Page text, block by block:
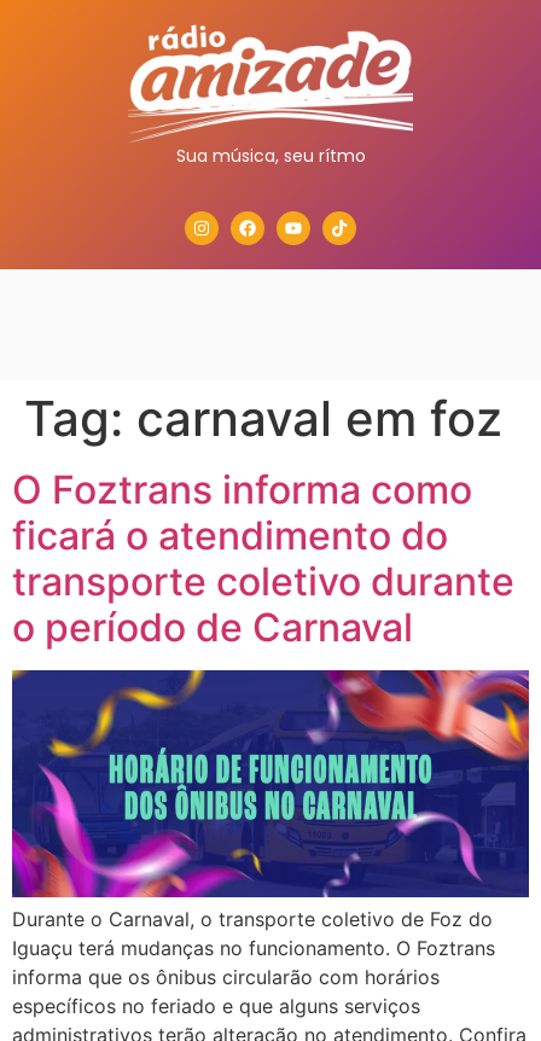
Sua música, seu rítmo
Tag: carnaval em foz
O Foztrans informa como
ficará o atendimento do
transporte coletivo durante
o período de Carnaval
Durante o Carnaval, o transporte coletivo de Foz do
Iguaçu terá mudanças no funcionamento. O Foztrans
informa que os ônibus circularão com horários
específicos no feriado e que alguns serviços
administrativos terão alteração no atendimento. Confira